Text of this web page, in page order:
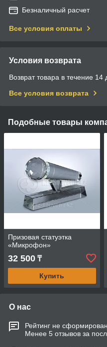
Безналичный расчет
Все условия оплаты
Условия возврата
Возврат товара в течение 14
Все условия возврата
Подобные товары
Призовая статуэтка
«Микрофон»
32 500 ₸
Купить
О нас
Рейтинг не сформирован
Менее 5 отзывов за